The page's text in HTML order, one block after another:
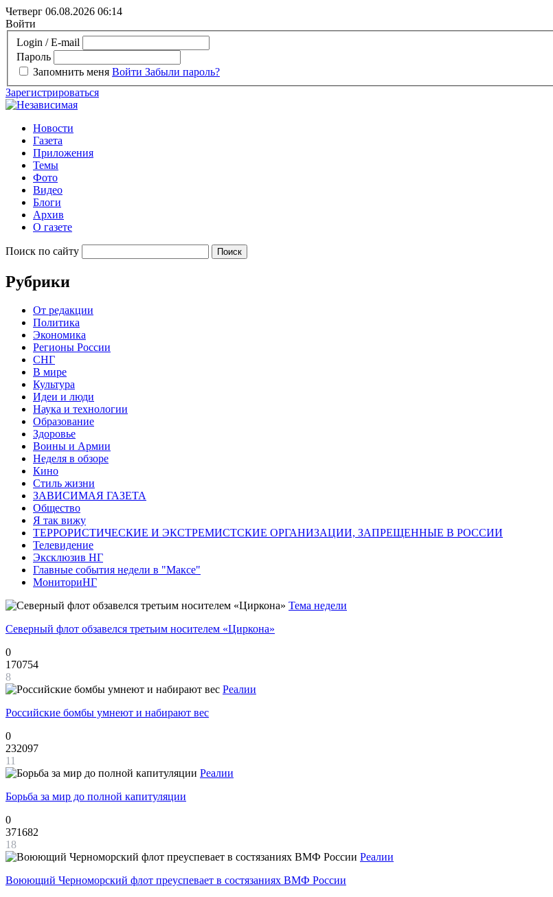
Четверг 06.08.2026 06:14
Войти
Login / E-mail
Пароль
Запомнить меня Войти Забыли пароль?
Зарегистрироваться
Новости
Газета
Приложения
Темы
Фото
Видео
Блоги
Архив
О газете
Поиск по сайту
Рубрики
От редакции
Политика
Экономика
Регионы России
СНГ
В мире
Культура
Идеи и люди
Наука и технологии
Образование
Здоровье
Воины и Армии
Неделя в обзоре
Кино
Стиль жизни
ЗАВИСИМАЯ ГАЗЕТА
Общество
Я так вижу
ТЕРРОРИСТИЧЕСКИЕ И ЭКСТРЕМИСТСКИЕ ОРГАНИЗАЦИИ, ЗАПРЕЩЕННЫЕ В РОССИИ
Телевидение
Эксклюзив НГ
Главные события недели в "Максе"
МониториНГ
Тема недели
Северный флот обзавелся третьим носителем «Циркона»
0
170754
8
Реалии
Российские бомбы умнеют и набирают вес
0
232097
11
Реалии
Борьба за мир до полной капитуляции
0
371682
18
Реалии
Воюющий Черноморский флот преуспевает в состязаниях ВМФ России